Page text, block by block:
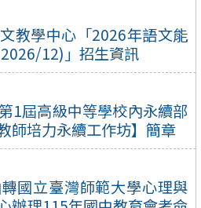
教學中心「2026年語文能
12)」招生資訊
1屆高級中等學校內永續部
師培力永續工作坊】簡章
國立臺灣師範大學心理與